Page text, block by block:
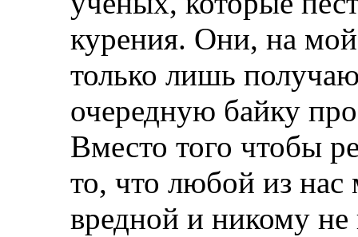
курения. Они, на мой
только лишь
очередную байку
Вместо того чтобы
то, что любой из нас
вредной и никому